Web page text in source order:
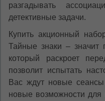
разгадывать
детективные задачи.
Купить акционный
Тайные знаки – значит
который раскроет
позволит испытать
Вас ждут новые
новые возможности